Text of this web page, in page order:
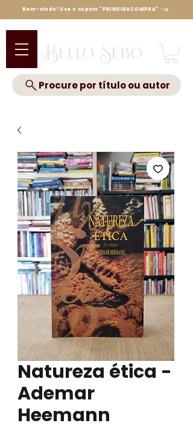
Bello Sebo
Procure por título ou autor
Bem-vindo! Use o cupom "PRIMEIRACOMPRA" ✨📖
Natureza ética -
Ademar
Heemann